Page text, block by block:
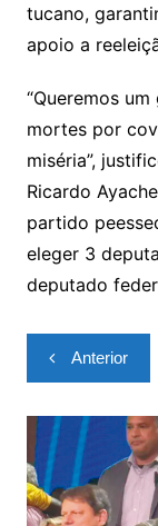
tucano,
apoio a
“Queremos
mortes por
miséria”,
Ricardo
partido
eleger 3
deputado
Navegação
de
Post
Anterior